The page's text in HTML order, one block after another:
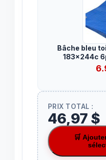
Bâche bleu
183x244c
PRIX TOTAL :
46,97 $
🛒